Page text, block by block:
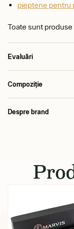
pieptene pentru
Toate sunt produse
Evaluări
Compoziție
Despre brand